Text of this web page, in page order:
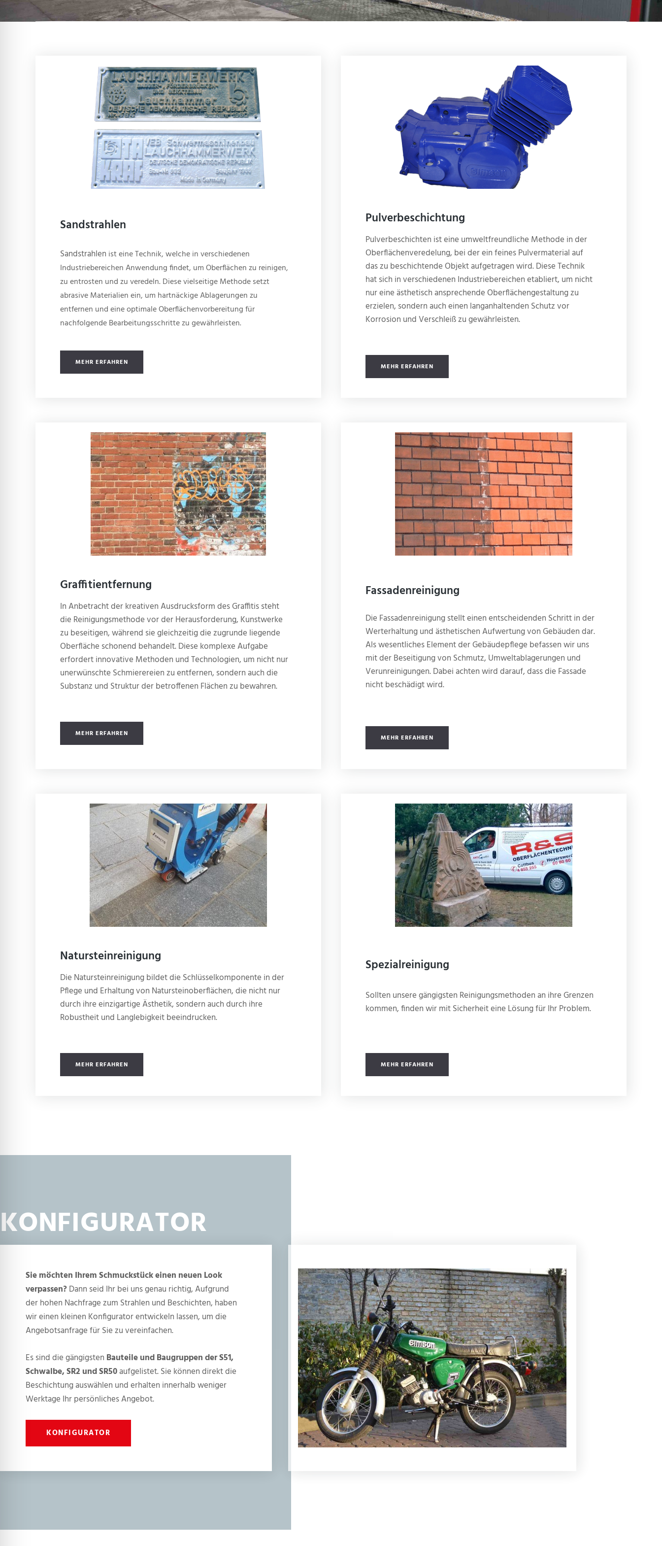
UNSERE LEISTUNGEN
Sandstrahlen
Sandstrahlen ist eine Technik, welche in verschiedenen
Industriebereichen Anwendung findet, um Oberflächen zu reinigen,
zu entrosten und zu veredeln. Diese vielseitige Methode setzt
abrasive Materialien ein, um hartnäckige Ablagerungen zu
entfernen und eine optimale Oberflächenvorbereitung für
nachfolgende Bearbeitungsschritte zu gewährleisten.
MEHR ERFAHREN
Pulverbeschichtung
Pulverbeschichten ist eine umweltfreundliche Methode in der
Oberflächenveredelung, bei der ein feines Pulvermaterial auf
das zu beschichtende Objekt aufgetragen wird. Diese Technik
hat sich in verschiedenen Industriebereichen etabliert, um nicht
nur eine ästhetisch ansprechende Oberflächengestaltung zu
erzielen, sondern auch einen langanhaltenden Schutz vor
Korrosion und Verschleiß zu gewährleisten.
MEHR ERFAHREN
Graffitientfernung
In Anbetracht der kreativen Ausdrucksform des Graffitis steht
die Reinigungsmethode vor der Herausforderung, Kunstwerke
zu beseitigen, während sie gleichzeitig die zugrunde liegende
Oberfläche schonend behandelt. Diese komplexe Aufgabe
erfordert innovative Methoden und Technologien, um nicht nur
unerwünschte Schmierereien zu entfernen, sondern auch die
Substanz und Struktur der betroffenen Flächen zu bewahren.
MEHR ERFAHREN
Fassadenreinigung
Die Fassadenreinigung stellt einen entscheidenden Schritt in der
Werterhaltung und ästhetischen Aufwertung von Gebäuden dar.
Als wesentliches Element der Gebäudepflege befassen wir uns
mit der Beseitigung von Schmutz, Umweltablagerungen und
Verunreinigungen. Dabei achten wird darauf, dass die Fassade
nicht beschädigt wird.
MEHR ERFAHREN
Natursteinreinigung
Die Natursteinreinigung bildet die Schlüsselkomponente in der
Pflege und Erhaltung von Natursteinoberflächen, die nicht nur
durch ihre einzigartige Ästhetik, sondern auch durch ihre
Robustheit und Langlebigkeit beeindrucken.
MEHR ERFAHREN
Spezialreinigung
Sollten unsere gängigsten Reinigungsmethoden an ihre Grenzen
kommen, finden wir mit Sicherheit eine Lösung für Ihr Problem.
MEHR ERFAHREN
KONFIGURATOR
Sie möchten Ihrem Schmuckstück einen neuen Look
verpassen?Dann seid Ihr bei uns genau richtig, Aufgrund
der hohen Nachfrage zum Strahlen und Beschichten, haben
wir einen kleinen Konfigurator entwickeln lassen, um die
Angebotsanfrage für Sie zu vereinfachen.
Es sind die gängigsten Bauteile und Baugruppen der S51,
Schwalbe, SR2 und SR50aufgelistet. Sie können direkt die
Beschichtung auswählen und erhalten innerhalb weniger
Werktage Ihr persönliches Angebot.
KONFIGURATOR